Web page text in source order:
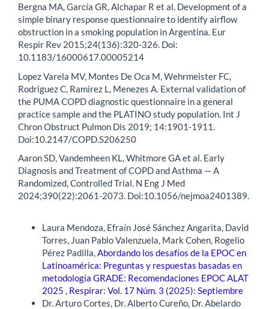
Bergna MA, García GR, Alchapar R et al. Development of a
simple binary response questionnaire to identify airflow
obstruction in a smoking population in Argentina. Eur
Respir Rev 2015;24(136):320-326. Doi:
10.1183/16000617.00005214
Lopez Varela MV, Montes De Oca M, Wehrmeister FC,
Rodriguez C, Ramirez L, Menezes A. External validation of
the PUMA COPD diagnostic questionnaire in a general
practice sample and the PLATINO study population. Int J
Chron Obstruct Pulmon Dis 2019; 14:1901-1911.
Doi:10.2147/COPD.S206250
Aaron SD, Vandemheen KL, Whitmore GA et al. Early
Diagnosis and Treatment of COPD and Asthma — A
Randomized, Controlled Trial. N Eng J Med
2024;390(22):2061-2073. Doi:10.1056/nejmoa2401389.
Laura Mendoza, Efraín José Sánchez Angarita, David
Torres, Juan Pablo Valenzuela, Mark Cohen, Rogelio
Pérez Padilla,Abordando los desafíos de la EPOC en
Latinoamérica: Preguntas y respuestas basadas en
metodología GRADE: Recomendaciones EPOC ALAT
2025 , Respirar: Vol. 17 Núm. 3 (2025): Septiembre
Dr. Arturo Cortes, Dr. Alberto Cureño, Dr. Abelardo